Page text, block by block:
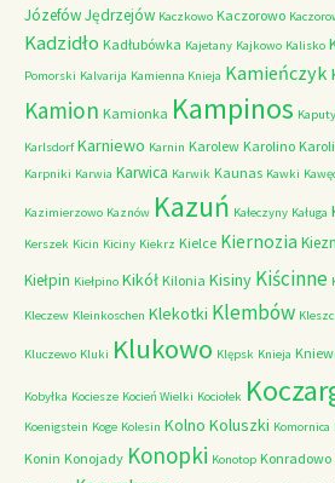
JózefówJędrzejów Kaczkowo Kaczorowo
Kadzidło Kadłubówka Kajetany Kajkowo Kalisko
Pomorski Kalvarija Kamienna Knieja Kamieńczyk
Kamion Kamionka Kampinos Kaputy
Karlsdorf Karniewo Karnin Karolew Karolino
Karpniki Karwia Karwica Karwik Kaunas Kawki
Kazimierzowo Kaznów Kazuń Kałeczyny Kaługa
Kerszek Kicin Kiciny Kiekrz Kielce Kiernozia
Kiełpin Kiełpino Kikół Kilonia Kisiny Kiścinne
Kleczew Kleinkoschen Klekotki Klembów
Kluczewo Kluki Klukowo Klępsk Knieja
Kobyłka Kociesze Kocień Wielki Kociołek
Koenigstein Koge Kolesin Kolno Koluszki Komornica
Konin Konojady Konopki Konotop Konradowo